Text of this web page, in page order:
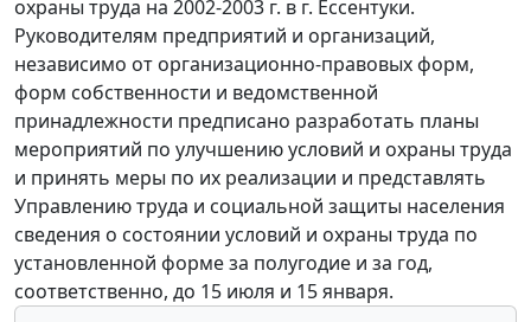
охраны труда на 2002-2003 г. в г. Ессентуки.
Руководителям предприятий и организаций,
независимо от организационно-правовых форм,
форм собственности и ведомственной
принадлежности предписано разработать планы
мероприятий по улучшению условий и охраны труда
и принять меры по их реализации и представлять
Управлению труда и социальной защиты населения
сведения о состоянии условий и охраны труда по
установленной форме за полугодие и за год,
соответственно, до 15 июля и 15 января.